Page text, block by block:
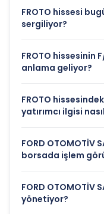
FROTO hissesi
sergiliyor?
FROTO hissesinin
anlama geliyor?
FROTO
yatırımcı ilgisi
FORD OTOMOTİV
borsada işlem
FORD OTOMOTİV
yönetiyor?